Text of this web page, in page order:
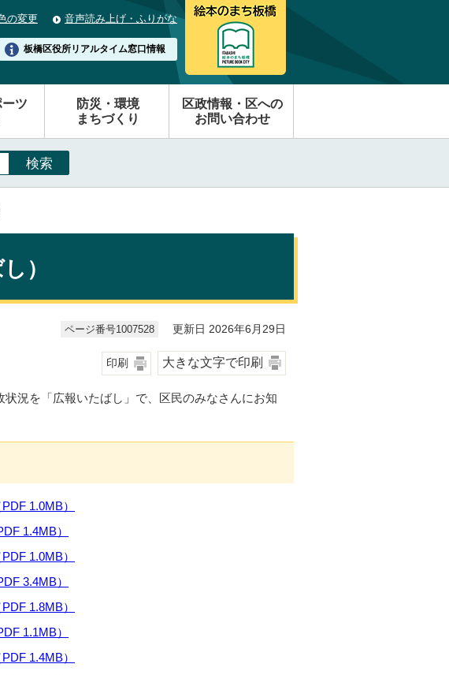
の変更 音声読み上げ・ふりがな
板橋区役所リアルタイム窓口情報
ツ
防災・環境
まちづくり
区政情報・区への
お問い合わせ
）
ページ番号1007528 更新日 2026年6月29日
印刷 大きな文字で印刷
況を「広報いたばし」で、区民のみなさんにお知
1.0MB）
1.4MB）
1.0MB）
3.4MB）
1.8MB）
1.1MB）
1.4MB）